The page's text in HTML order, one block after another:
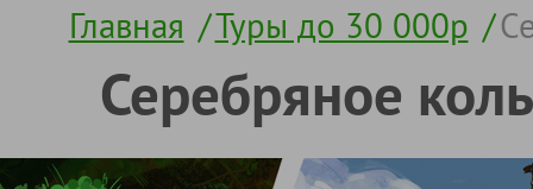
Главная /Туры до 30 000р /
Серебряное